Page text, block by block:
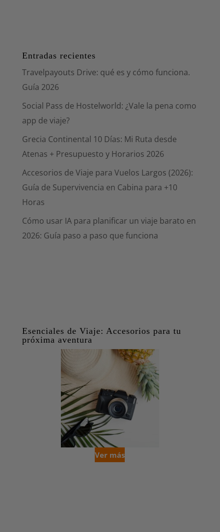
Entradas recientes
Travelpayouts Drive: qué es y cómo funciona.
Guía 2026
Social Pass de Hostelworld: ¿Vale la pena como
app de viaje?
Grecia Continental 10 Días: Mi Ruta desde
Atenas + Presupuesto y Horarios 2026
Accesorios de Viaje para Vuelos Largos (2026):
Guía de Supervivencia en Cabina para +10
Horas
Cómo usar IA para planificar un viaje barato en
2026: Guía paso a paso que funciona
Esenciales de Viaje: Accesorios para tu
próxima aventura
Ver más